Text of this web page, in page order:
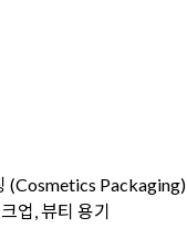
(Cosmetics Packaging)
업, 뷰티 용기